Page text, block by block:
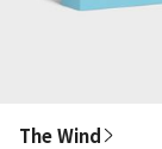
The Wind